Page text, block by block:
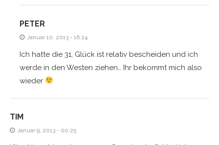
PETER
Januar 10, 2013 - 16:24
Ich hatte die 31, Glück ist relativ bescheiden und ich
werde in den Westen ziehen… Ihr bekommt mich also
wieder
TIM
Januar 9, 2013 - 00:25